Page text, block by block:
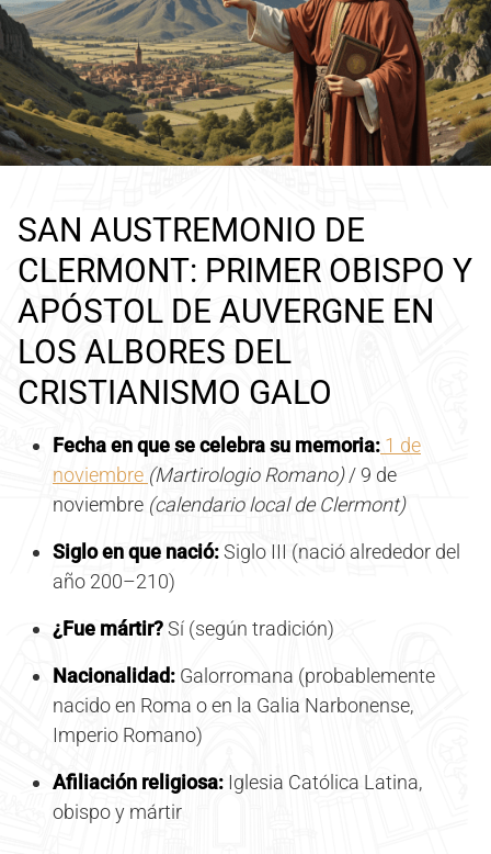
SAN AUSTREMONIO DE
CLERMONT: PRIMER OBISPO Y
APÓSTOL DE AUVERGNE EN
LOS ALBORES DEL
CRISTIANISMO GALO
Fecha en que se celebra su memoria: 1 de
noviembre (Martirologio Romano)/ 9 de
noviembre (calendario local de Clermont)
Siglo en que nació:Siglo III (nació alrededor del
año 200–210)
¿Fue mártir?Sí (según tradición)
Nacionalidad: Galorromana (probablemente
nacido en Roma o en la Galia Narbonense,
Imperio Romano)
Afiliación religiosa: Iglesia Católica Latina,
obispo y mártir